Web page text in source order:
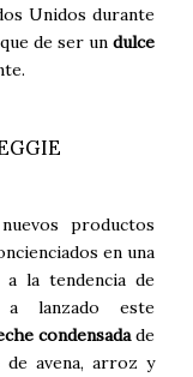
Unidos durante
de ser un dulce
productos
en una
a la tendencia de
a lanzado este
condensadade
de avena, arroz y